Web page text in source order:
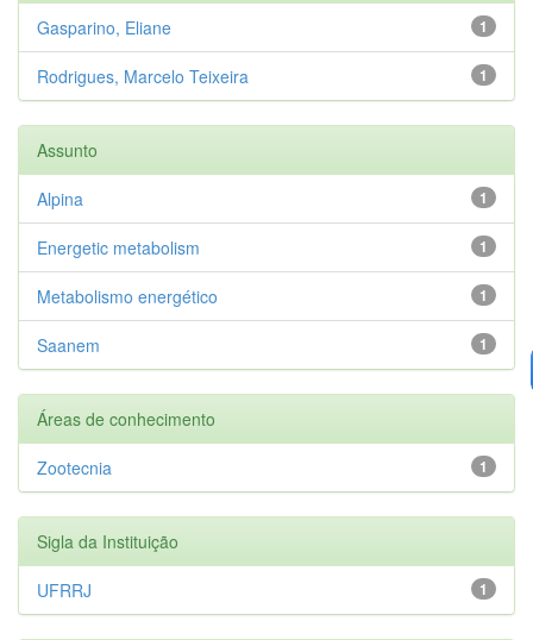
1
Gasparino, Eliane
1
Rodrigues, Marcelo Teixeira
Assunto
1
Alpina
1
Energetic metabolism
1
Metabolismo energético
1
Saanem
Áreas de conhecimento
1
Zootecnia
Sigla da Instituição
1
UFRRJ